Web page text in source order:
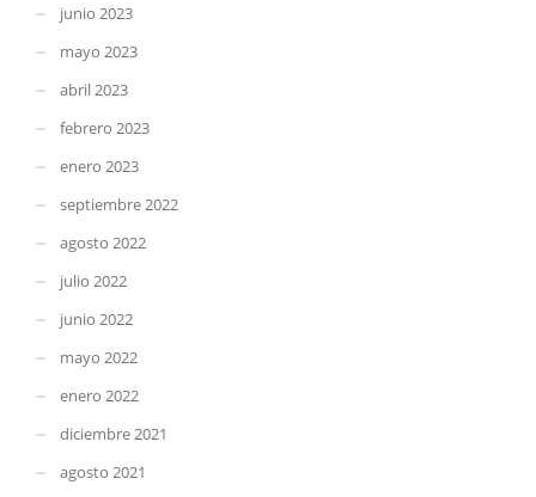
junio 2023
mayo 2023
abril 2023
febrero 2023
enero 2023
septiembre 2022
agosto 2022
julio 2022
junio 2022
mayo 2022
enero 2022
diciembre 2021
agosto 2021